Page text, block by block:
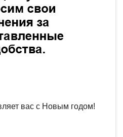
вас с Новым годом!